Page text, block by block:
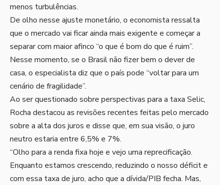
menos turbulências.
De olho nesse ajuste monetário, o economista ressalta
que o mercado vai ficar ainda mais exigente e começar a
separar com maior afinco “o que é bom do que é ruim”.
Nesse momento, se o Brasil não fizer bem o dever de
casa, o especialista diz que o país pode “voltar para um
cenário de fragilidade”.
Ao ser questionado sobre perspectivas para a taxa Selic,
Rocha destacou as revisões recentes feitas pelo mercado
sobre a alta dos juros e disse que, em sua visão, o juro
neutro estaria entre 6,5% e 7%.
“Olho para a renda fixa hoje e vejo uma reprecificação.
Enquanto estamos crescendo, reduzindo o nosso déficit e
com essa taxa de juro, acho que a dívida/PIB fecha. Mas,